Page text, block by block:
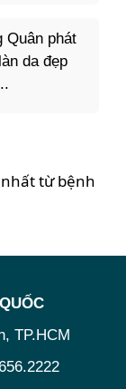
Quân phát
da đẹp
TP.HCM